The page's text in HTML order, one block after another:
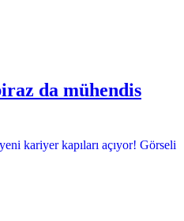
da mühendis